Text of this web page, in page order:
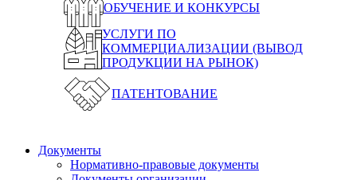
ОБУЧЕНИЕ И КОНКУРСЫ
УСЛУГИ ПО
КОММЕРЦИАЛИЗАЦИИ (ВЫВОД
ПРОДУКЦИИ НА РЫНОК)
ПАТЕНТОВАНИЕ
Документы
Нормативно-правовые документы